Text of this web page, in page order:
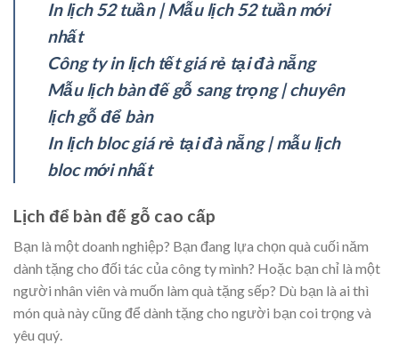
In lịch 52 tuần | Mẫu lịch 52 tuần mới
nhất
Công ty in lịch tết giá rẻ tại đà nẵng
Mẫu lịch bàn đế gỗ sang trọng | chuyên
lịch gỗ để bàn
In lịch bloc giá rẻ tại đà nẵng | mẫu lịch
bloc mới nhất
Lịch để bàn đế gỗ cao cấp
Bạn là một doanh nghiệp? Bạn đang lựa chọn quà cuối năm
dành tặng cho đối tác của công ty mình? Hoặc bạn chỉ là một
người nhân viên và muốn làm quà tặng sếp? Dù bạn là ai thì
món quà này cũng để dành tặng cho người bạn coi trọng và
yêu quý.